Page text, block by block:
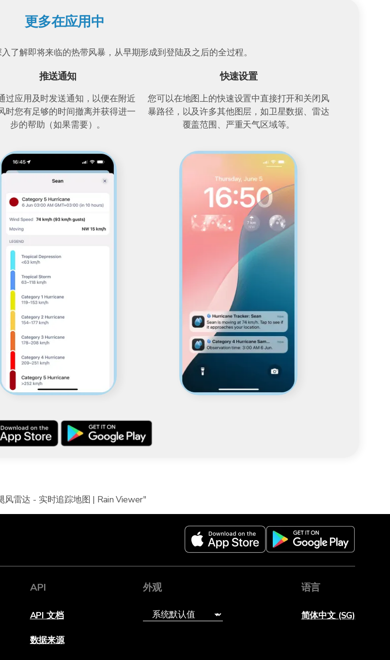
更多在应用中
了解即将来临的热带风暴，从早期形成到登陆及之后的全过程。
推送通知
过应用及时发送通知，以便在附近
时您有足够的时间撤离并获得进一
步的帮助（如果需要）。
快速设置
您可以在地图上的快速设置中直接打开和关闭风
暴路径，以及许多其他图层，如卫星数据、雷达
覆盖范围、严重天气区域等。
雷达 - 实时追踪地图 | Rain Viewer"
API
API 文档
数据来源
外观 语言
简体中文 (SG)